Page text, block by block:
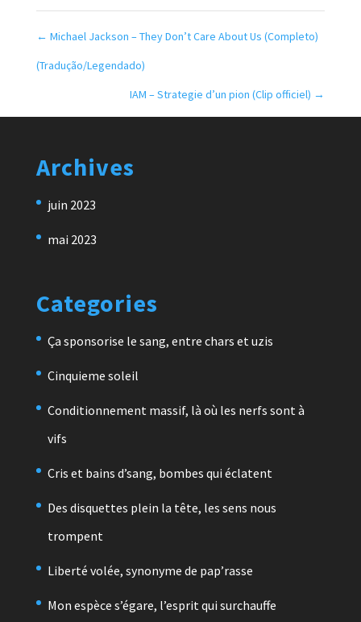
← Michael Jackson – They Don’t Care About Us (Completo)
(Tradução/Legendado)
IAM – Strategie d’un pion (Clip officiel) →
Archives
juin 2023
mai 2023
Categories
Ça sponsorise le sang, entre chars et uzis
Cinquieme soleil
Conditionnement massif, là où les nerfs sont à
vifs
Cris et bains d’sang, bombes qui éclatent
Des disquettes plein la tête, les sens nous
trompent
Liberté volée, synonyme de pap’rasse
Mon espèce s’égare, l’esprit qui surchauffe